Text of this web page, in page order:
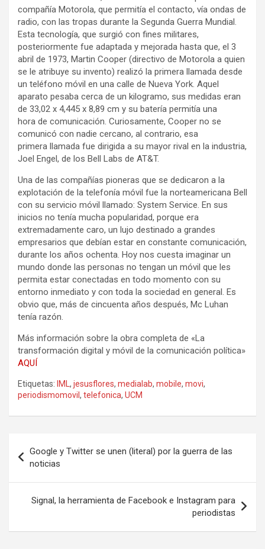
compañía Motorola, que permitía el contacto, vía ondas de
radio, con las tropas durante la Segunda Guerra Mundial.
Esta tecnología, que surgió con fines militares,
posteriormente fue adaptada y mejorada hasta que, el 3
abril de 1973, Martin Cooper (directivo de Motorola a quien
se le atribuye su invento) realizó la primera llamada desde
un teléfono móvil en una calle de Nueva York. Aquel
aparato pesaba cerca de un kilogramo, sus medidas eran
de 33,02 x 4,445 x 8,89 cm y su batería permitía una
hora de comunicación. Curiosamente, Cooper no se
comunicó con nadie cercano, al contrario, esa
primera llamada fue dirigida a su mayor rival en la industria,
Joel Engel, de los Bell Labs de AT&T.
Una de las compañías pioneras que se dedicaron a la
explotación de la telefonía móvil fue la norteamericana Bell
con su servicio móvil llamado: System Service. En sus
inicios no tenía mucha popularidad, porque era
extremadamente caro, un lujo destinado a grandes
empresarios que debían estar en constante comunicación,
durante los años ochenta. Hoy nos cuesta imaginar un
mundo donde las personas no tengan un móvil que les
permita estar conectadas en todo momento con su
entorno inmediato y con toda la sociedad en general. Es
obvio que, más de cincuenta años después, Mc Luhan
tenía razón.
Más información sobre la obra completa de «La
transformación digital y móvil de la comunicación política»
AQUÍ
Etiquetas: IML , jesusflores, medialab, mobile, movi,
periodismomovil , telefonica, UCM
de
entradas
Google y Twitter se unen (literal) por la guerra de las
noticias
Signal, la herramienta de Facebook e Instagram para
periodistas